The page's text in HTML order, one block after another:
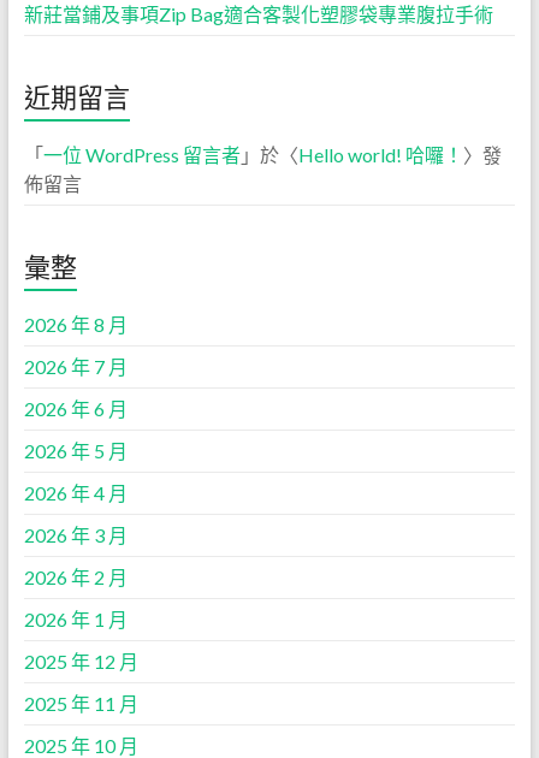
新莊當鋪及事項Zip Bag適合客製化塑膠袋專業腹拉手術
近期留言
「一位 WordPress 留言者」於〈Hello world! 哈囉！ 〉發
佈留言
彙整
2026 年 8 月
2026 年 7 月
2026 年 6 月
2026 年 5 月
2026 年 4 月
2026 年 3 月
2026 年 2 月
2026 年 1 月
2025 年 12 月
2025 年 11 月
2025 年 10 月